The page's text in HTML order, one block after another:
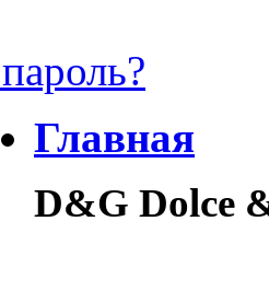
Главная
D&G Dolce